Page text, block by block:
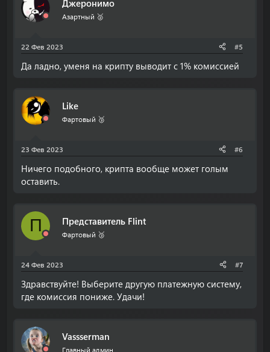
Джеронимо
Азартный 🥈
22 Фев 2023 #5
Да ладно, уменя на крипту выводит с 1% комиссией
Like
Фартовый 🥉
23 Фев 2023 #6
Ничего подобного, крипта вообще может голым
оставить.
П Представитель Flint
Фартовый 🥉
24 Фев 2023 #7
Здравствуйте! Выберите другую платежную систему,
где комиссия пониже. Удачи!
Vassserman
Главный админ